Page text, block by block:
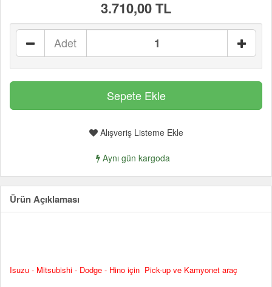
3.710,00 TL
Adet
Alışveriş Listeme Ekle
Aynı gün kargoda
Ürün Açıklaması
Isuzu - Mitsubishi - Dodge - Hino için Pick-up ve Kamyonet araç